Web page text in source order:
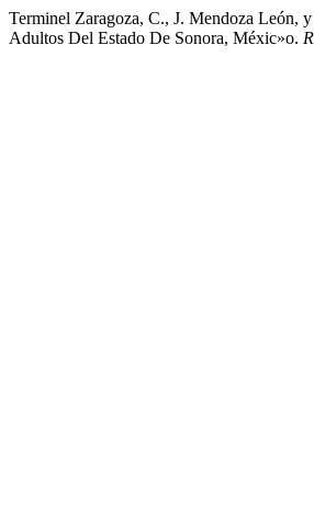
Terminel Zaragoza, C., J. Mendoza
Adultos Del Estado De Sonora, Méxic»o.